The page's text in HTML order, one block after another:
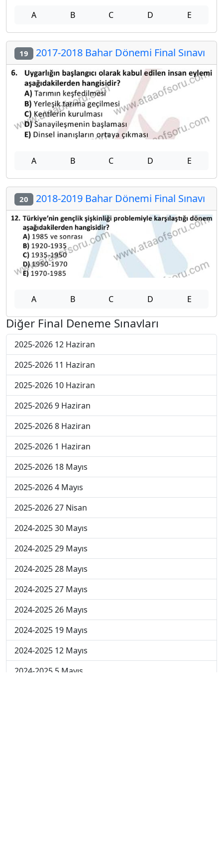
A B C D E
19 2017-2018 Bahar Dönemi Final Sınavı
A B C D E
20 2018-2019 Bahar Dönemi Final Sınavı
A B C D E
Diğer Final Deneme Sınavları
2025-2026 12 Haziran
2025-2026 11 Haziran
2025-2026 10 Haziran
2025-2026 9 Haziran
2025-2026 8 Haziran
2025-2026 1 Haziran
2025-2026 18 Mayıs
2025-2026 4 Mayıs
2025-2026 27 Nisan
2024-2025 30 Mayıs
2024-2025 29 Mayıs
2024-2025 28 Mayıs
2024-2025 27 Mayıs
2024-2025 26 Mayıs
2024-2025 19 Mayıs
2024-2025 12 Mayıs
2024-2025 5 Mayıs